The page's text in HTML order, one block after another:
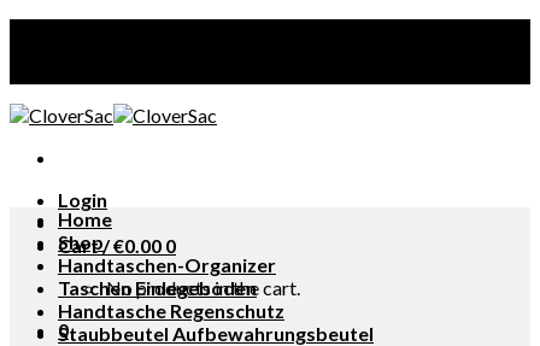
Login
Cart /€0.00 0
No products in the cart.
0
Home
Shop
Handtaschen-Organizer
Taschen Einlegeboden
Handtasche Regenschutz
Staubbeutel Aufbewahrungsbeutel